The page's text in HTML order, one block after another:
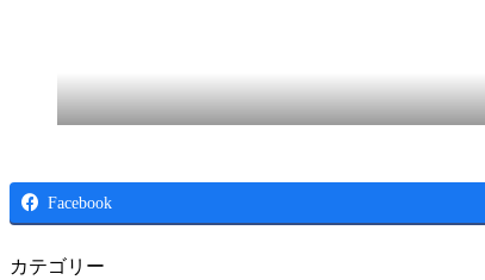
Facebook
カテゴリー